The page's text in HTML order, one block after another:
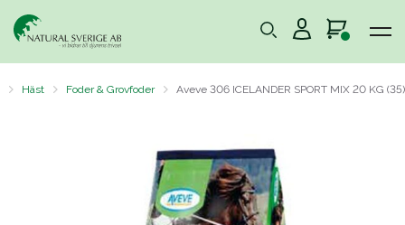
Häst Foder & Grovfoder Aveve 306 ICELANDER SPORT MIX 20 KG (35)